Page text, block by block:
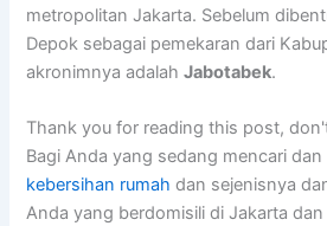
metropolitan Jakarta. Sebelum
Depok sebagai pemekaran dari
akronimnya adalahJabotabek.
Thank you for reading this post,
Bagi Anda yang sedang mencari
kebersihan rumah dan sejenisnya
Anda yang berdomisili di Jakarta